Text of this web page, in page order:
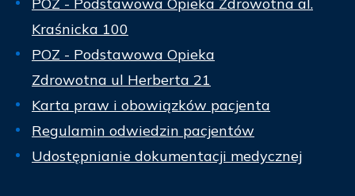
Kraśnicka 100
POZ - Podstawowa Opieka
Zdrowotna ul Herberta 21
Karta praw i obowiązków pacjenta
Regulamin odwiedzin pacjentów
Udostępnianie dokumentacji medycznej